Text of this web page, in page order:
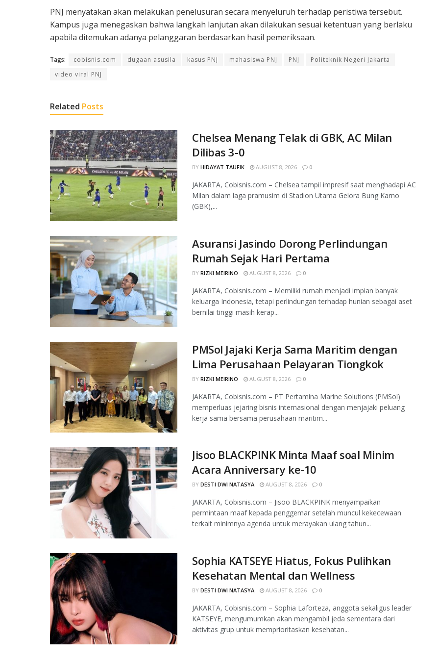
PNJ menyatakan akan melakukan penelusuran secara menyeluruh terhadap peristiwa tersebut.
Kampus juga menegaskan bahwa langkah lanjutan akan dilakukan sesuai ketentuan yang berlaku
apabila ditemukan adanya pelanggaran berdasarkan hasil pemeriksaan.
Tags: cobisnis.com dugaan asusila kasus PNJ mahasiswa PNJ PNJ
Politeknik Negeri Jakarta
video viral PNJ
Related Posts
Chelsea Menang Telak di GBK, AC Milan
Dilibas 3-0
BY HIDAYAT TAUFIK AUGUST 8, 2026 0
JAKARTA, Cobisnis.com – Chelsea tampil impresif saat menghadapi AC
Milan dalam laga pramusim di Stadion Utama Gelora Bung Karno
(GBK),...
Asuransi Jasindo Dorong Perlindungan
Rumah Sejak Hari Pertama
BY RIZKI MEIRINO AUGUST 8, 2026 0
JAKARTA, Cobisnis.com – Memiliki rumah menjadi impian banyak
keluarga Indonesia, tetapi perlindungan terhadap hunian sebagai aset
bernilai tinggi masih kerap...
PMSol Jajaki Kerja Sama Maritim dengan
Lima Perusahaan Pelayaran Tiongkok
BY RIZKI MEIRINO AUGUST 8, 2026 0
JAKARTA, Cobisnis.com – PT Pertamina Marine Solutions (PMSol)
memperluas jejaring bisnis internasional dengan menjajaki peluang
kerja sama bersama perusahaan maritim...
Jisoo BLACKPINK Minta Maaf soal Minim
Acara Anniversary ke-10
BY DESTI DWI NATASYA AUGUST 8, 2026 0
JAKARTA, Cobisnis.com – Jisoo BLACKPINK menyampaikan
permintaan maaf kepada penggemar setelah muncul kekecewaan
terkait minimnya agenda untuk merayakan ulang tahun...
Sophia KATSEYE Hiatus, Fokus Pulihkan
Kesehatan Mental dan Wellness
BY DESTI DWI NATASYA AUGUST 8, 2026 0
JAKARTA, Cobisnis.com – Sophia Laforteza, anggota sekaligus leader
KATSEYE, mengumumkan akan mengambil jeda sementara dari
aktivitas grup untuk memprioritaskan kesehatan...